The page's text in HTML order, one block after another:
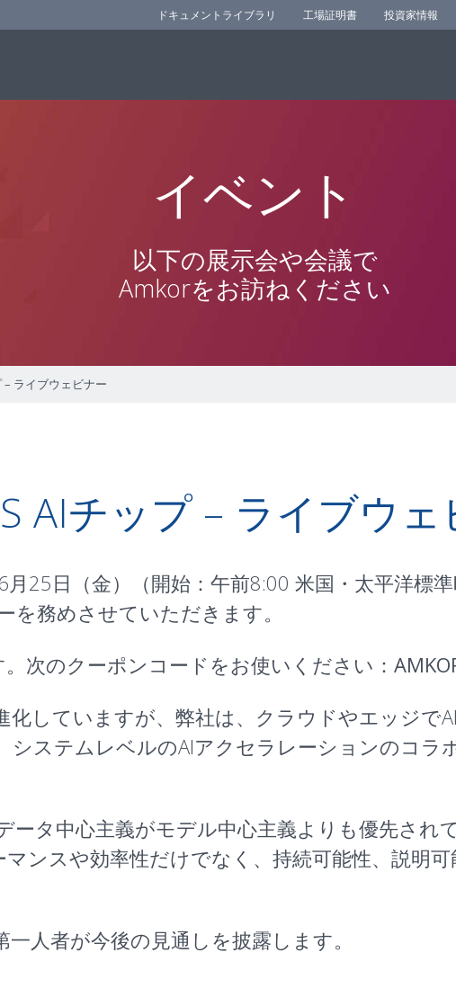
ドキュメントライブラリ 工場証明書 投資家情報
イベント
以下の展示会や会議で
Amkorをお訪ねください
– ライブウェビナー
AIチップ – ライブウ
25日（金）（開始：午前8:00 米国・太平洋標
を務めさせていただきます。
。次のクーポンコードをお使いください：
化していますが、弊社は、クラウドやエッジで
システムレベルのAIアクセラレーションのコ
ータ中心主義がモデル中心主義よりも優先され
ンスや効率性だけでなく、持続可能性、説明
人者が今後の見通しを披露します。